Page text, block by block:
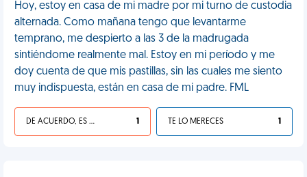
Hoy, estoy en casa de mi madre por mi turno de custodia
alternada. Como mañana tengo que levantarme
temprano, me despierto a las 3 de la madrugada
sintiéndome realmente mal. Estoy en mi período y me
doy cuenta de que mis pastillas, sin las cuales me siento
muy indispuesta, están en casa de mi padre. FML
DE ACUERDO, ES UNA VIDA HP 1 TE LO MERECES 1